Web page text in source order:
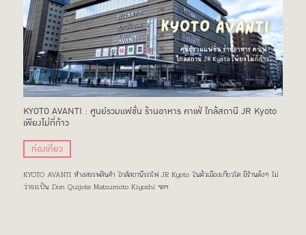
KYOTO AVANTI : ศูนย์รวมแฟชั่น ร้านอาหาร คาเฟ่ ใกล้สถานี JR Kyoto
เพียงไม่กี่ก้าว
ท่องเที่ยว
KYOTO AVANTI ห้างสรรพสินค้า ใกล้สถานีรถไฟ JR Kyoto ในตัวเมืองเกียวโต มีร้านดังๆ ไม่
ว่าจะเป็น Don Quijote Matsumoto Kiyoshi ฯลฯ